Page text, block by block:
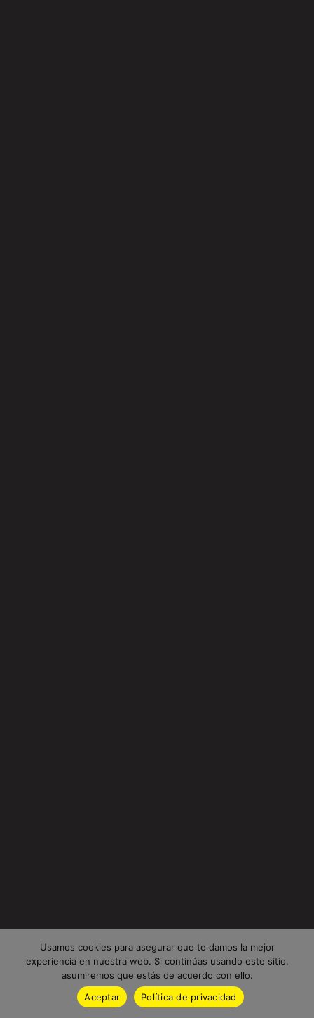
Usamos cookies para asegurar que te damos la mejor
experiencia en nuestra web. Si continúas usando este sitio,
asumiremos que estás de acuerdo con ello.
Aceptar
Política de privacidad